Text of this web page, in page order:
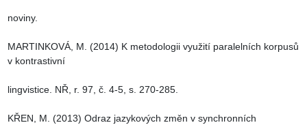
noviny.
MARTINKOVÁ, M. (2014) K metodologii využití paralelních korpusů
v kontrastivní
lingvistice. NŘ, r. 97, č. 4-5, s. 270-285.
KŘEN, M. (2013) Odraz jazykových změn v synchronních